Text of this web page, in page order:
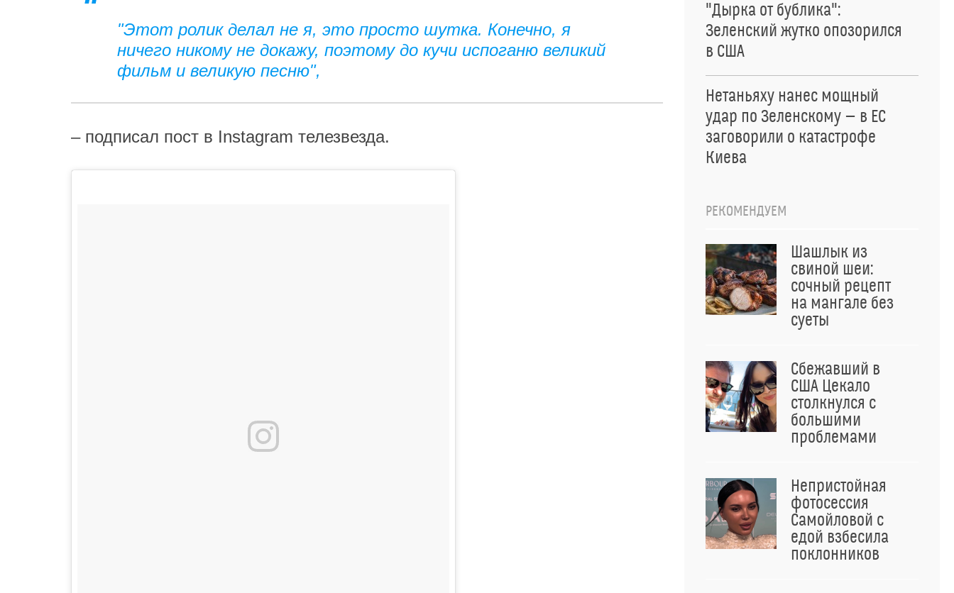
"Этот ролик делал не я, это просто шутка. Конечно, я
ничего никому не докажу, поэтому до кучи испоганю великий
фильм и великую песню",
– подписал пост в Instagram телезвезда.
"Дырка от бублика":
Зеленский жутко опозорился
в США
Нетаньяху нанес мощный
удар по Зеленскому — в ЕС
заговорили о катастрофе
Киева
РЕКОМЕНДУЕМ
Шашлык из
свиной шеи:
сочный рецепт
на мангале без
суеты
Сбежавший в
США Цекало
столкнулся с
большими
проблемами
Непристойная
фотосессия
Самойловой с
едой взбесила
поклонников